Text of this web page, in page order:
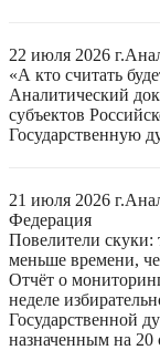
22 июля 2026 г.
«А кто считать
Аналитический
субъектов
Государственную
21 июля 2026 г.
Федерация
Повелители скуки:
меньше времени,
Отчёт о
неделе
Государственной
назначенным на 20